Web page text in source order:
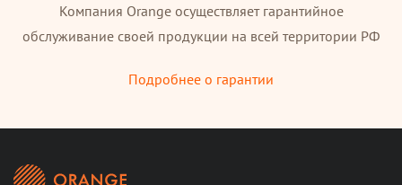
Компания Orange осуществляет гарантийное
обслуживание своей продукции на всей территории РФ
Подробнее о гарантии